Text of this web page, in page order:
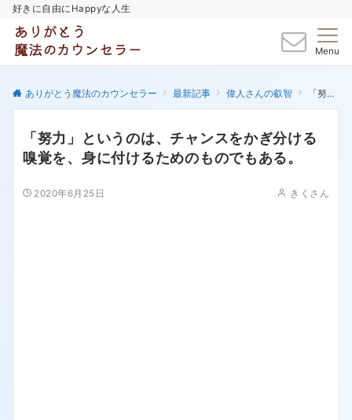
好きに自由にHappyな人生
Menu
ありがとう魔法のカウンセラー 最新記事 偉人さんの叡智 「努力」というのは、チャンスをかぎ分ける嗅覚を、身に付けるためのものでもある。
「努力」というのは、チャンスをかぎ分ける
嗅覚を、身に付けるためのものでもある。
2020年6月25日 きくさん